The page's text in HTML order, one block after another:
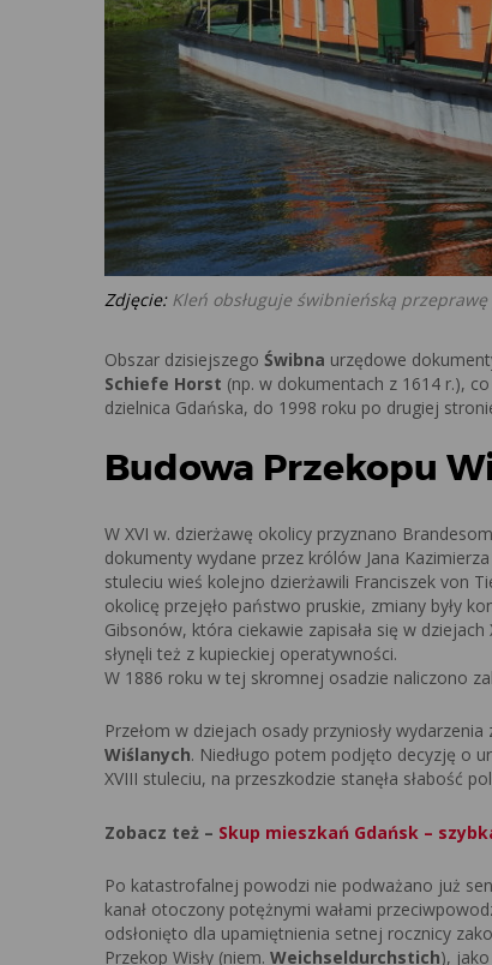
Zdjęcie:Kleń obsługuje świbnieńską
Obszar dzisiejszego Świbna urzędowe
Schiefe Horst (np. w dokumentach z 1614 r.),
dzielnica Gdańska, do 1998 roku po drugiej
Budowa Przekopu
W XVI w. dzierżawę okolicy przyznano
dokumenty wydane przez królów Jana
stuleciu wieś kolejno dzierżawili Franciszek von
okolicę przejęło państwo pruskie, zmiany były
Gibsonów, która ciekawie zapisała się w
słynęli też z kupieckiej operatywności.
W 1886 roku w tej skromnej osadzie naliczono
Przełom w dziejach osady przyniosły
Wiślanych. Niedługo potem podjęto decyzję o
XVIII stuleciu, na przeszkodzie stanęła słabość
Zobacz też – Skup mieszkań Gdańsk –
Po katastrofalnej powodzi nie podważano już
kanał otoczony potężnymi wałami
odsłonięto dla upamiętnienia setnej rocznicy
Przekop Wisły (niem. Weichseldurchstich),